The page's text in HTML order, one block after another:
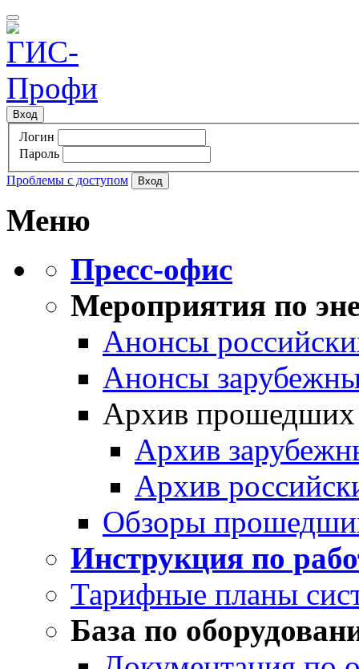
Вход
Логин
Пароль
Проблемы с доступом
Меню
Пресс-офис
Мероприятия по
Анонсы
Анонсы
Архив прошедших
Архив
Архив
Обзоры
Инструкция по
Тарифные планы
База по